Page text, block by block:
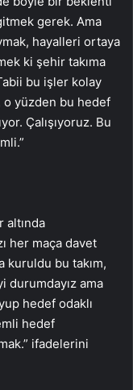
gerek. Ama
hayalleri ortaya
ki şehir takıma
bu işler kolay
o yüzden bu hedef
Çalışıyoruz. Bu
altında
her maça davet
kuruldu bu takım,
durumdayız ama
hedef odaklı
hedef
ifadelerini